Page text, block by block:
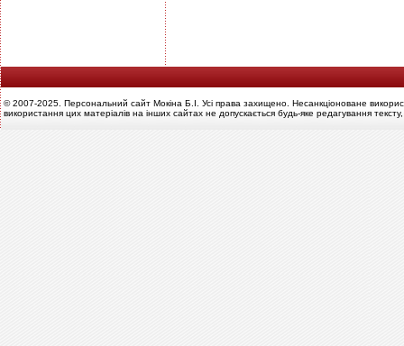
© 2007-2025. Персональний сайт Мокіна Б.І. Усі права захищено. Несанкціоноване
використання цих матеріалів на інших сайтах не допускається будь-яке редагування